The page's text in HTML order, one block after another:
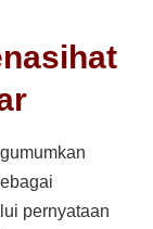
pernyataan